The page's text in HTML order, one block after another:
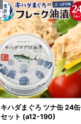
キハダまぐろ ツナ缶 24缶
セット (a12-190)